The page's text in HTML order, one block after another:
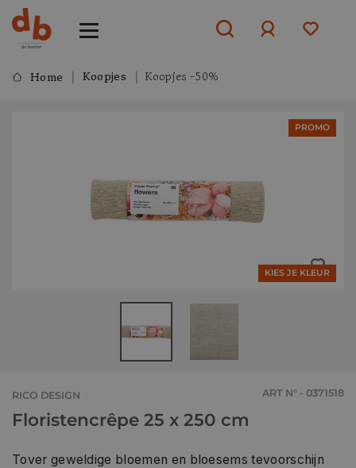
Home Koopjes Koopjes -50%
PROMO
KIES JE KLEUR
RICO DESIGN ART N° - 0371518
Floristencrêpe 25 x 250 cm
Tover geweldige bloemen en bloesems tevoorschijn